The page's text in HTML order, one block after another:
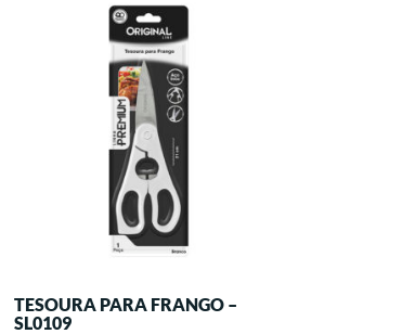
TESOURA PARA FRANGO –
SL0109